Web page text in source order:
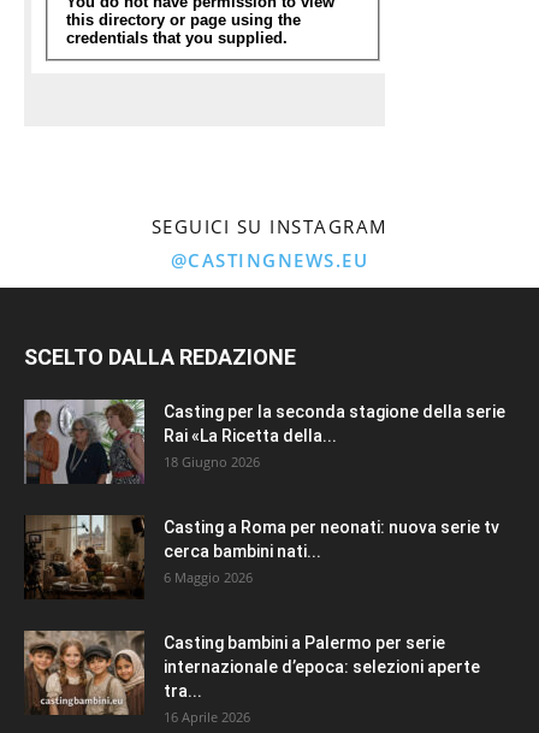
SEGUICI SU INSTAGRAM
@CASTINGNEWS.EU
SCELTO DALLA REDAZIONE
Casting per la seconda stagione della serie
Rai «La Ricetta della...
18 Giugno 2026
Casting a Roma per neonati: nuova serie tv
cerca bambini nati...
6 Maggio 2026
Casting bambini a Palermo per serie
internazionale d’epoca: selezioni aperte
tra...
16 Aprile 2026